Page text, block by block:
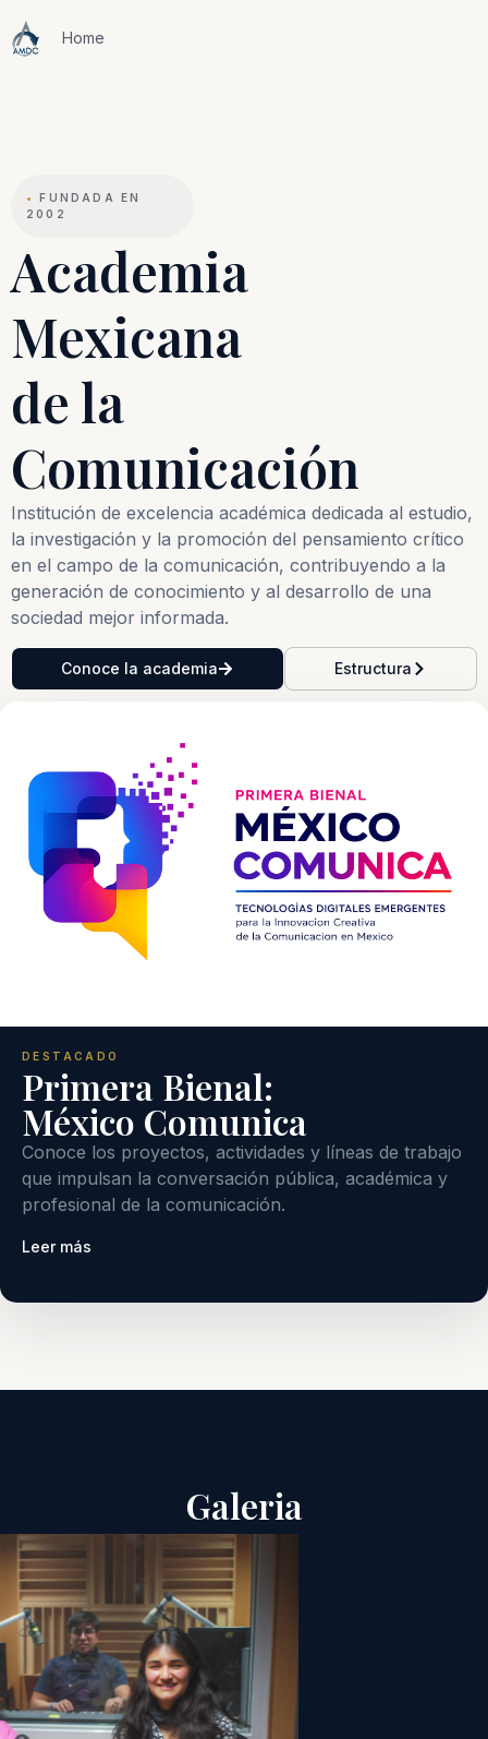
Home
•
FUNDADA EN
2002
Academia
Mexicana
de la
Comunicación
Institución de excelencia académica dedicada al estudio,
la investigación y la promoción del pensamiento crítico
en el campo de la comunicación, contribuyendo a la
generación de conocimiento y al desarrollo de una
sociedad mejor informada.
Conoce la academia Estructura
DESTACADO
Primera Bienal:
México Comunica
Conoce los proyectos, actividades y líneas de trabajo
que impulsan la conversación pública, académica y
profesional de la comunicación.
Leer más
Galeria